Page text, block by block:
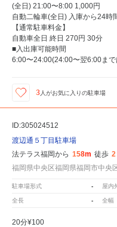
(全日) 21:00〜8:00 1,000円
自動二輪車(全日) 入庫から24時
【通常駐車料金】
自動車全日 終日 270円 30分
■入出庫可能時間
6:00〜24:00(24:00〜翌6:00ま
3 人がお気に入りの駐車場
ID:305024512
渡辺通５丁目駐車場
法テラス福岡から 158m 徒歩 2
福岡県中央区福岡県福岡市中央
駐車場形式 - 屋内
全長 - 全幅
20分¥100